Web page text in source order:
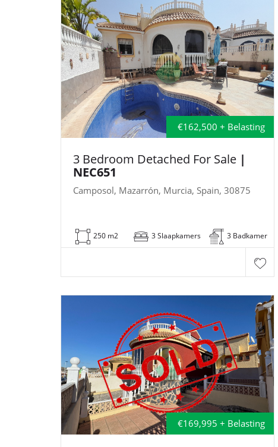
€162,500 + Belasting
3 Bedroom Detached For Sale |
NEC651
Camposol, Mazarrón, Murcia, Spain, 30875
250 m2 3 Slaapkamers 3 Badkamer
€169,995 + Belasting